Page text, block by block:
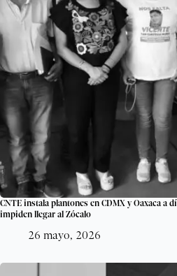
CNTE instala plantones en CDMX y Oaxaca a
impiden llegar al Zócalo
26 mayo, 2026